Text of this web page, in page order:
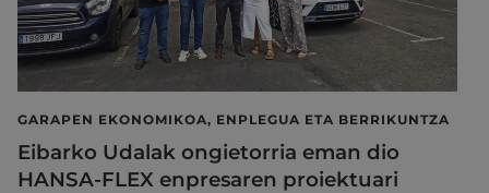
GARAPEN EKONOMIKOA, ENPLEGUA ETA BERRIKUNTZA
Eibarko Udalak ongietorria eman dio
HANSA-FLEX enpresaren proiektuari